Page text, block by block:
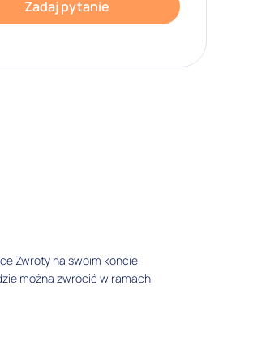
Zadaj pytanie
Zwroty na swoim koncie
można zwrócić w ramach